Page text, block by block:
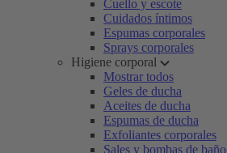
Cuello y escote
Cuidados íntimos
Espumas corporales
Sprays corporales
Higiene corporal
Mostrar todos
Geles de ducha
Aceites de ducha
Espumas de ducha
Exfoliantes corporales
Sales y bombas de baño